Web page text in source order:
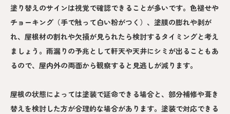
塗り替えのサインは視覚で確認できることが多いです。色褪せや
チョーキング（手で触って白い粉がつく）、塗膜の膨れや剥が
れ、屋根材の割れや欠損が見られたら検討するタイミングと考え
ましょう。雨漏りの予兆として軒天や天井にシミが出ることもあ
るので、屋内外の両面から観察すると見逃しが減ります。
屋根の状態によっては塗装で延命できる場合と、部分補修や葺き
替えを検討した方が合理的な場合があります。塗装で対応できる